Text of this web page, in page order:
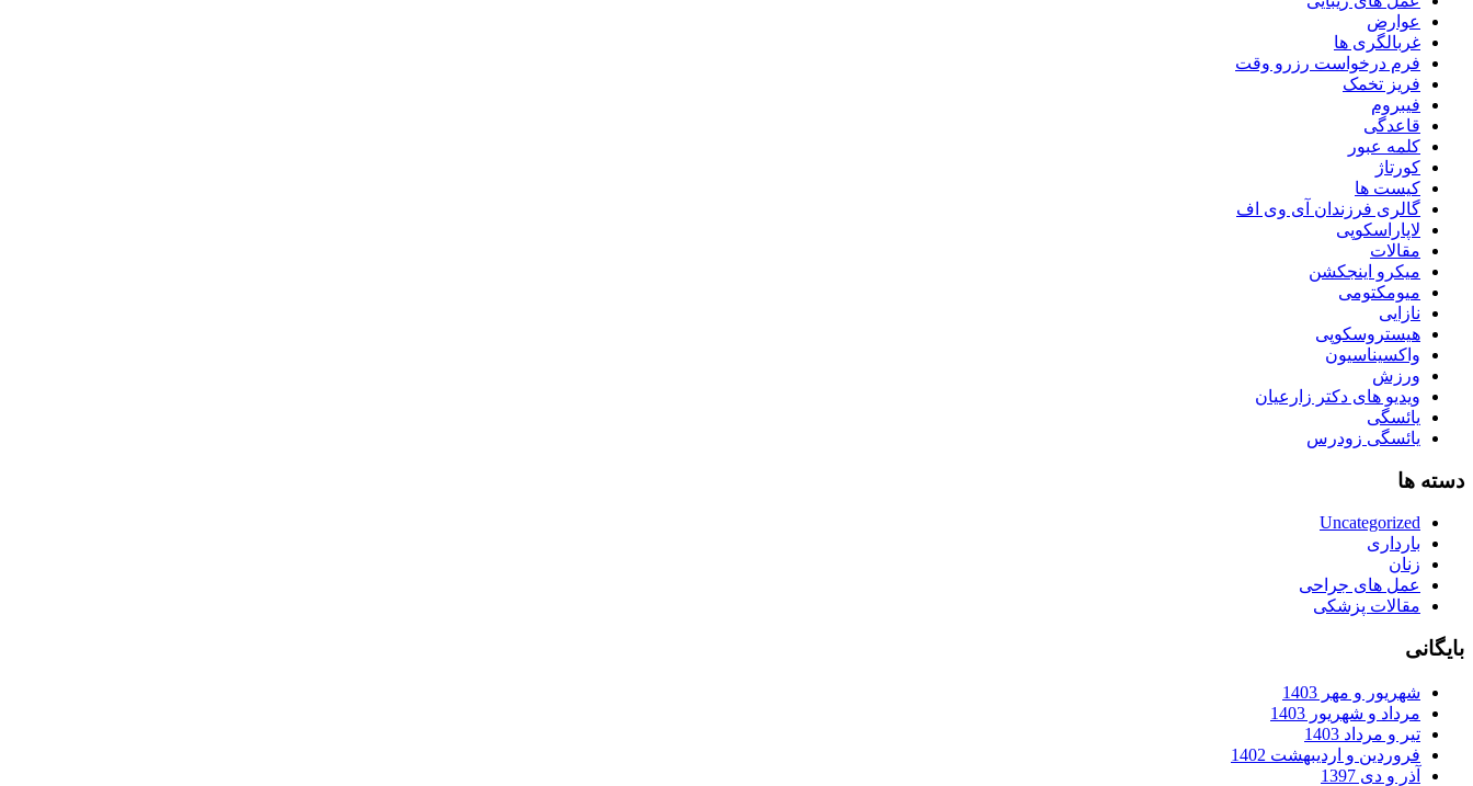
عوارض
غربالگری ها
فرم درخواست رزرو وقت
فریز تخمک
فیبروم
قاعدگی
کلمه عبور
کورتاژ
کیست ها
گالری فرزندان آی وی اف
لاپاراسکوپی
مقالات
میکرو اینجکشن
میومکتومی
نازایی
هیستروسکوپی
واکسیناسیون
ورزش
ویدیو های دکتر زارعیان
یائسگی
یائسگی زودرس
دسته ها
Uncategorized
بارداری
زنان
عمل های جراحی
مقالات پزشکی
بایگانی
شهریور و مهر 1403
مرداد و شهریور 1403
تیر و مرداد 1403
فروردین و اردیبهشت 1402
آذر و دی 1397